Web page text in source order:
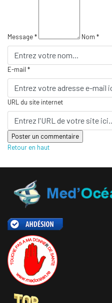
Message * Nom *
E-mail *
URL du site internet
Retour en haut